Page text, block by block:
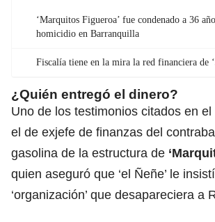
‘Marquitos Figueroa’ fue condenado a 36
homicidio en Barranquilla
Fiscalía tiene en la mira la red financiera de
¿Quién entregó el dinero?
Uno de los testimonios citados en
el de exjefe de finanzas del
gasolina de la estructura de
quien aseguró que ‘el Ñeñe’ le
‘organización’ que desapareciera a